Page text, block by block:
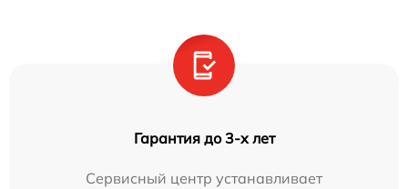
Гарантия до 3-х лет
Сервисный центр устанавливает